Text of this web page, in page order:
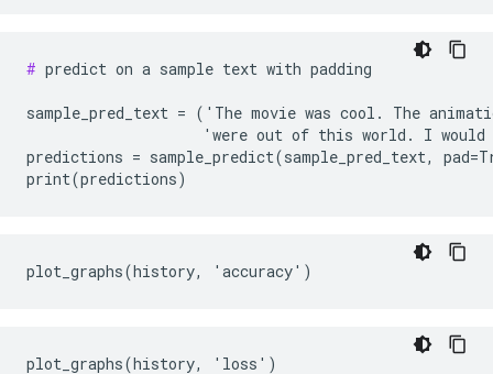
# predict on a sample text with padding
sample_pred_text = ('The movie was cool. The
'were out of this world. I
predictions = sample_predict(sample_pred_text,